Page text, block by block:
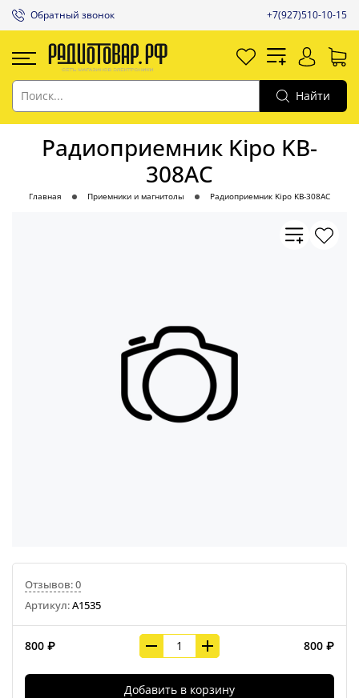
Обратный звонок +7(927)510-10-15
Найти
Радиоприемник Kipo KB-
308AC
Главная Приемники и магнитолы Радиоприемник Kipo KB-308AC
Отзывов: 0
Артикул:A1535
800 ₽ 800 ₽
Добавить в корзину